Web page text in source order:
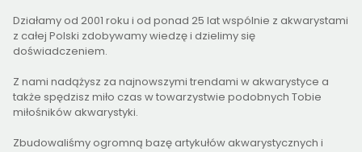
Działamy od 2001 roku i od ponad 25 lat wspólnie z akwarystami
z całej Polski zdobywamy wiedzę i dzielimy się
doświadczeniem.
Z nami nadążysz za najnowszymi trendami w akwarystyce a
także spędzisz miło czas w towarzystwie podobnych Tobie
miłośników akwarystyki.
Zbudowaliśmy ogromną bazę artykułów akwarystycznych i